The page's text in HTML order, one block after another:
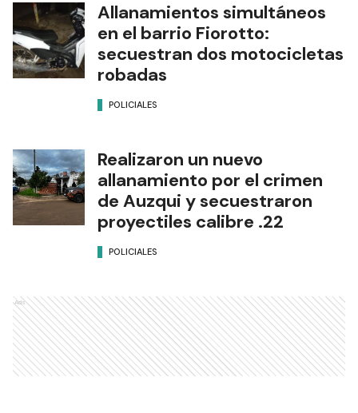
Allanamientos simultáneos
en el barrio Fiorotto:
secuestran dos motocicletas
robadas
POLICIALES
Realizaron un nuevo
allanamiento por el crimen
de Auzqui y secuestraron
proyectiles calibre .22
POLICIALES
Ads